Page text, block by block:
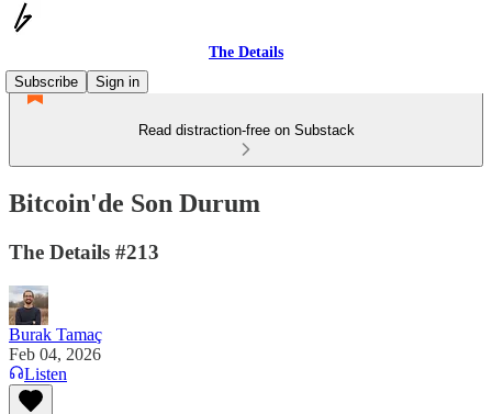
The Details
Subscribe
Sign in
Read distraction-free on Substack
Bitcoin'de Son Durum
The Details #213
Burak Tamaç
Feb 04, 2026
Listen